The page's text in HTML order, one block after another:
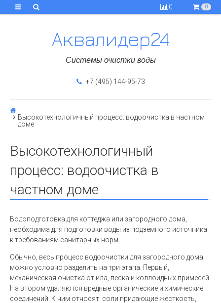
0 0
Аквалидер24
Системы очистки воды
+7 (495) 144-95-73
Высокотехнологичный процесс: водоочистка в частном
доме
Высокотехнологичный
процесс: водоочистка в
частном доме
Водоподготовка для коттеджа или загородного дома,
необходима для подготовки воды из подземного источника
к требованиям санитарных норм.
Обычно, весь процесс водоочистки для загородного дома
можно условно разделить на три этапа. Первый,
механическая очистка от ила, песка и коллоидных примесей.
На втором удаляются вредные органические и химические
соединений. К ним относят: соли придающие жесткость,